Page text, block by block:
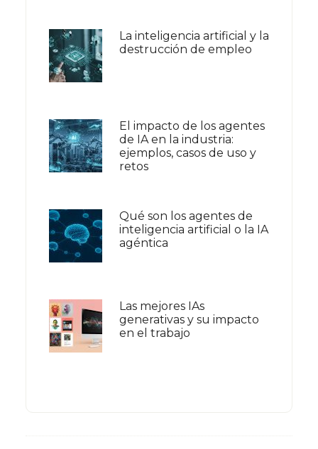
La inteligencia artificial y la
destrucción de empleo
El impacto de los agentes
de IA en la industria:
ejemplos, casos de uso y
retos
Qué son los agentes de
inteligencia artificial o la IA
agéntica
Las mejores IAs
generativas y su impacto
en el trabajo